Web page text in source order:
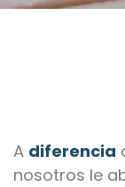
A diferencia
nosotros le